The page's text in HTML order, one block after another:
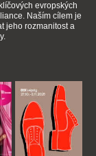
evropských
Naším cílem je
jeho rozmanitost a